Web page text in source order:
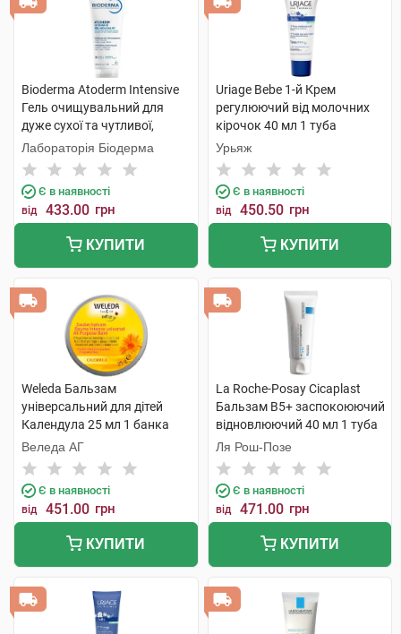
Bioderma Atoderm Intensive
Гель очищувальний для
дуже сухої та чутливої,
атопічної шкіри 200 мл 1
туба
Лабораторія Біодерма
Є в наявності
від 433.00 грн
КУПИТИ
Uriage Bebe 1-й Крем
регулюючий від молочних
кірочок 40 мл 1 туба
Урьяж
Є в наявності
від 450.50 грн
КУПИТИ
Weleda Бальзам
універсальний для дітей
Календула 25 мл 1 банка
Веледа АГ
Є в наявності
від 451.00 грн
КУПИТИ
La Roche-Posay Cicaplast
Бальзам B5+ заспокоюючий
відновлюючий 40 мл 1 туба
Ля Рош-Позе
Є в наявності
від 471.00 грн
КУПИТИ